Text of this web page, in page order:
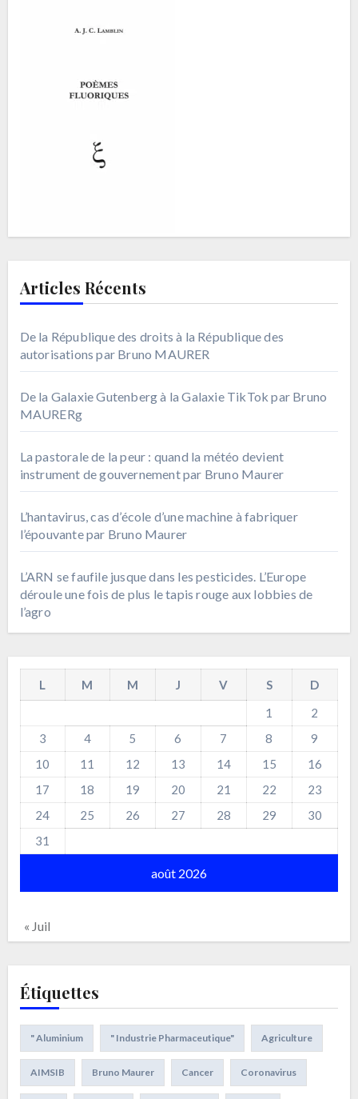
Articles Récents
De la République des droits à la République des
autorisations par Bruno MAURER
De la Galaxie Gutenberg à la Galaxie TikTok par Bruno
MAURERg
La pastorale de la peur : quand la météo devient
instrument de gouvernement par Bruno Maurer
L’hantavirus, cas d’école d’une machine à fabriquer
l’épouvante par Bruno Maurer
L’ARN se faufile jusque dans les pesticides. L’Europe
déroule une fois de plus le tapis rouge aux lobbies de
l’agro
août 2026
L M M J V S
D
1
2
3
4 5 6 7 8
9
10
11 12 13 14 15
16
17
18 19 20 21 22
23
24
25 26 27 28 29
30
31
« Juil
Étiquettes
" Aluminium " Industrie Pharmaceutique" Agriculture
AIMSIB Bruno Maurer Cancer Coronavirus